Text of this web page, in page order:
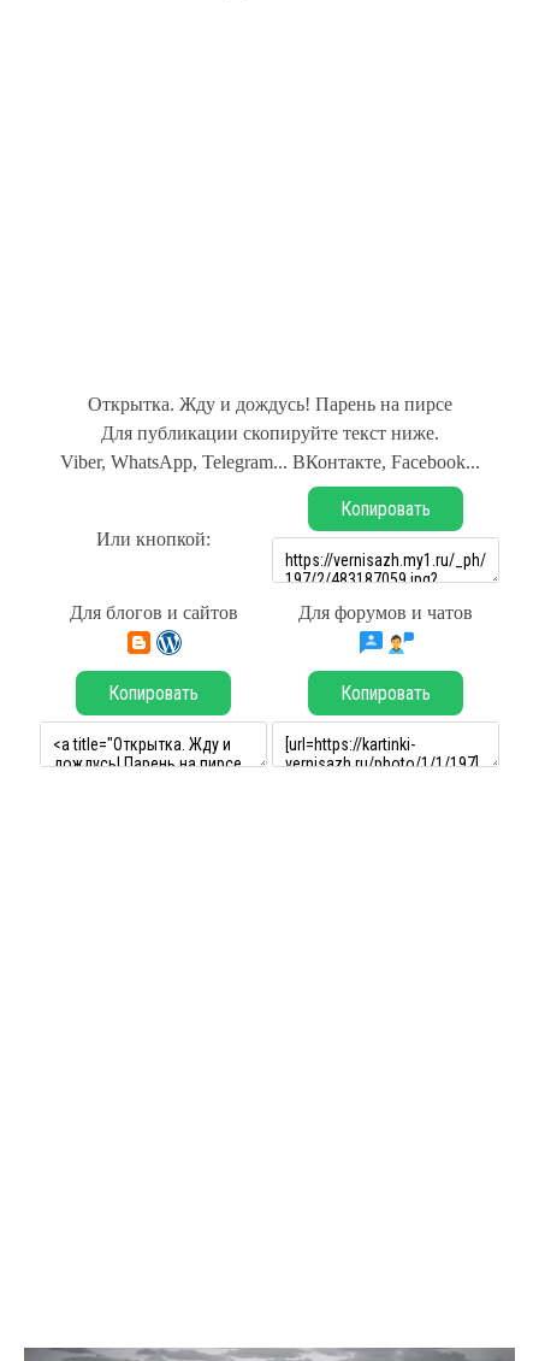
Открытка. Жду и дождусь! Парень на пирсе
Для публикации скопируйте текст ниже.
Viber, WhatsApp, Telegram... ВКонтакте, Facebook...
Или кнопкой:
Копировать
Для блогов и сайтов Для форумов и чатов
Копировать Копировать